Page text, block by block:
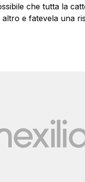
che tutta la
e fatevela una